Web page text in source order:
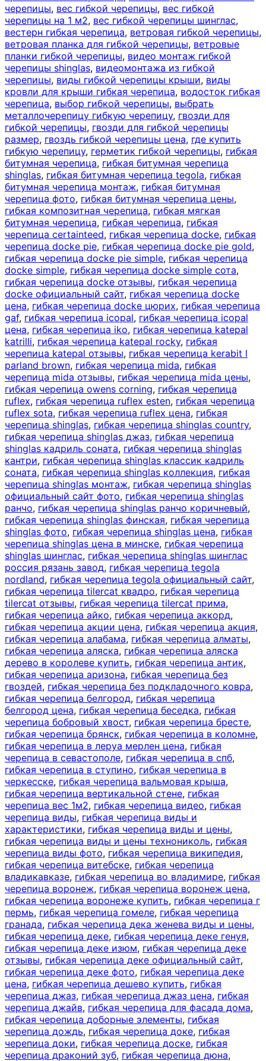
черепицы, вес гибкой черепицы, вес гибкой
черепицы на 1 м2, вес гибкой черепицы шинглас,
вестерн гибкая черепица, ветровая гибкой черепицы,
ветровая планка для гибкой черепицы, ветровые
планки гибкой черепицы, видео монтаж гибкой
черепицы shinglas, видеомонтажа из гибкой
черепицы, виды гибкой черепицы крыши, виды
кровли для крыши гибкая черепица, водосток гибкая
черепица, выбор гибкой черепицы, выбрать
металлочерепицу гибкую черепицу, гвозди для
гибкой черепицы, гвозди для гибкой черепицы
размер, гвоздь гибкой черепицы цена, где купить
гибкую черепицу, герметик гибкой черепицы, гибкая
битумная черепица, гибкая битумная черепица
shinglas, гибкая битумная черепица tegola, гибкая
битумная черепица монтаж, гибкая битумная
черепица фото, гибкая битумная черепица цены,
гибкая композитная черепица, гибкая мягкая
битумная черепица, гибкая черепица, гибкая
черепица certainteed, гибкая черепица docke, гибкая
черепица docke pie, гибкая черепица docke pie gold,
гибкая черепица docke pie simple, гибкая черепица
docke simple, гибкая черепица docke simple сота,
гибкая черепица docke отзывы, гибкая черепица
docke официальный сайт, гибкая черепица docke
цена, гибкая черепица docke цюрих, гибкая черепица
gaf, гибкая черепица icopal, гибкая черепица icopal
цена, гибкая черепица iko, гибкая черепица katepal
katrilli, гибкая черепица katepal rocky, гибкая
черепица katepal отзывы, гибкая черепица kerabit l
parland brown, гибкая черепица mida, гибкая
черепица mida отзывы, гибкая черепица mida цены,
гибкая черепица owens corning, гибкая черепица
ruflex, гибкая черепица ruflex esten, гибкая черепица
ruflex sota, гибкая черепица ruflex цена, гибкая
черепица shinglas, гибкая черепица shinglas country,
гибкая черепица shinglas джаз, гибкая черепица
shinglas кадриль соната, гибкая черепица shinglas
кантри, гибкая черепица shinglas классик кадриль
соната, гибкая черепица shinglas коллекция, гибкая
черепица shinglas монтаж, гибкая черепица shinglas
официальный сайт фото, гибкая черепица shinglas
ранчо, гибкая черепица shinglas ранчо коричневый,
гибкая черепица shinglas финская, гибкая черепица
shinglas фото, гибкая черепица shinglas цена, гибкая
черепица shinglas цена в минске, гибкая черепица
shinglas шинглас, гибкая черепица shinglas шинглас
россия рязань завод, гибкая черепица tegola
nordland, гибкая черепица tegola официальный сайт,
гибкая черепица tilercat квадро, гибкая черепица
tilercat отзывы, гибкая черепица tilercat прима,
гибкая черепица айко, гибкая черепица аккорд,
гибкая черепица акции цена, гибкая черепица акция,
гибкая черепица алабама, гибкая черепица алматы,
гибкая черепица аляска, гибкая черепица аляска
дерево в королеве купить, гибкая черепица антик,
гибкая черепица аризона, гибкая черепица без
гвоздей, гибкая черепица без подкладочного ковра,
гибкая черепица белгород, гибкая черепица
белгород цена, гибкая черепица беседка, гибкая
черепица бобровый хвост, гибкая черепица бресте,
гибкая черепица брянск, гибкая черепица в коломне,
гибкая черепица в леруа мерлен цена, гибкая
черепица в севастополе, гибкая черепица в спб,
гибкая черепица в ступино, гибкая черепица в
черкесске, гибкая черепица вальмовая крыша,
гибкая черепица вертикальной стене, гибкая
черепица вес 1м2, гибкая черепица видео, гибкая
черепица виды, гибкая черепица виды и
характеристики, гибкая черепица виды и цены,
гибкая черепица виды и цены технониколь, гибкая
черепица виды фото, гибкая черепица википедия,
гибкая черепица витебске, гибкая черепица
владикавказе, гибкая черепица во владимире, гибкая
черепица воронеж, гибкая черепица воронеж цена,
гибкая черепица воронеже купить, гибкая черепица г
пермь, гибкая черепица гомеле, гибкая черепица
гранада, гибкая черепица дека женева виды и цены,
гибкая черепица деке, гибкая черепица деке генуя,
гибкая черепица деке изюм, гибкая черепица деке
отзывы, гибкая черепица деке официальный сайт,
гибкая черепица деке фото, гибкая черепица деке
цена, гибкая черепица дешево купить, гибкая
черепица джаз, гибкая черепица джаз цена, гибкая
черепица джайв, гибкая черепица для фасада дома,
гибкая черепица доборные элементы, гибкая
черепица дождь, гибкая черепица доке, гибкая
черепица доки, гибкая черепица доске, гибкая
черепица драконий зуб, гибкая черепица дюна,